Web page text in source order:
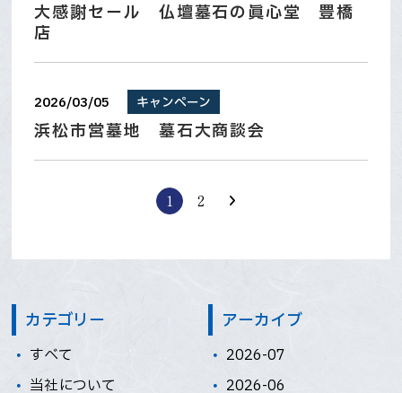
大感謝セール 仏壇墓石の眞心堂 豊橋
店
2026/03/05 キャンペーン
浜松市営墓地 墓石大商談会
1 2
カテゴリー
すべて
当社について
アーカイブ
2026-07
2026-06